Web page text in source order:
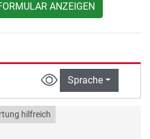
ANZEIGEN
Sprache
hilfreich